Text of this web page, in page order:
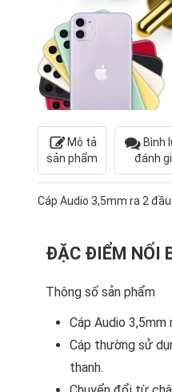
Mô tả
sản phẩm
Bình
đánh
Cáp Audio 3,5mm ra 2
ĐẶC ĐIỂM NỔI
Thông số sản phẩm
Cáp Audio 3,5mm
Cáp thường sử
thanh.